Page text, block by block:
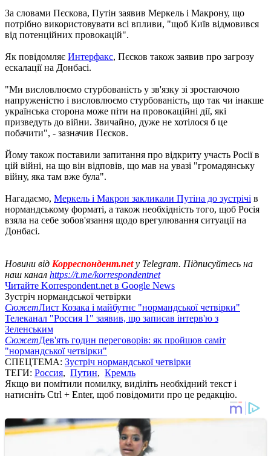
За словами Пєскова, Путін заявив Меркель і Макрону, що
потрібно використовувати всі впливи, "щоб Київ відмовився
від потенційних провокацій".
Як повідомляє Интерфакс, Пєсков також заявив про загрозу
ескалації на Донбасі.
"Ми висловлюємо стурбованість у зв'язку зі зростаючою
напруженістю і висловлюємо стурбованість, що так чи інакше
українська сторона може піти на провокаційні дії, які
призведуть до війни. Звичайно, дуже не хотілося б це
побачити", - зазначив Пєсков.
Йому також поставили запитання про відкриту участь Росії в
цій війні, на що він відповів, що мав на увазі "громадянську
війну, яка там вже була".
Нагадаємо, Меркель і Макрон закликали Путіна до зустрічі в
нормандському форматі, а також необхідність того, щоб Росія
взяла на себе зобов'язання щодо врегулювання ситуації на
Донбасі.
Новини від Корреспондент.netу Telegram. Підписуйтесь на
наш канал https://t.me/korrespondentnet
Читайте Korrespondent.net в Google News
Зустріч нормандської четвірки
СюжетЛист Козака і майбутнє "нормандської четвірки"
Телеканал "Россия 1" заявив, що записав інтерв'ю з
Зеленським
СюжетДев'ять годин переговорів: як пройшов саміт
"нормандської четвірки"
СПЕЦТЕМА: Зустріч нормандської четвірки
ТЕГИ: Россия, Путин, Кремль
Якщо ви помітили помилку, виділіть необхідний текст і
натисніть Ctrl + Enter, щоб повідомити про це редакцію.